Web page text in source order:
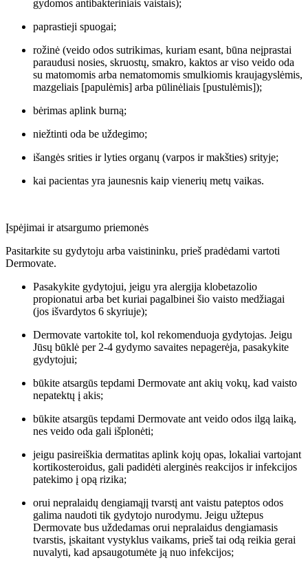
gydomos antibakteriniais vaistais);
paprastieji spuogai;
rožinė (veido odos sutrikimas, kuriam esant, būna neįprastai
paraudusi nosies, skruostų, smakro, kaktos ar viso veido oda
su matomomis arba nematomomis smulkiomis kraujagyslėmis,
mazgeliais [papulėmis] arba pūlinėliais [pustulėmis]);
bėrimas aplink burną;
niežtinti oda be uždegimo;
išangės srities ir lyties organų (varpos ir makšties) srityje;
kai pacientas yra jaunesnis kaip vienerių metų vaikas.
Įspėjimai ir atsargumo priemonės
Pasitarkite su gydytoju arba vaistininku, prieš pradėdami vartoti
Dermovate.
Pasakykite gydytojui, jeigu yra alergija klobetazolio
propionatui arba bet kuriai pagalbinei šio vaisto medžiagai
(jos išvardytos 6 skyriuje);
Dermovate vartokite tol, kol rekomenduoja gydytojas. Jeigu
Jūsų būklė per 2‑4 gydymo savaites nepagerėja, pasakykite
gydytojui;
būkite atsargūs tepdami Dermovate ant akių vokų, kad vaisto
nepatektų į akis;
būkite atsargūs tepdami Dermovate ant veido odos ilgą laiką,
nes veido oda gali išplonėti;
jeigu pasireiškia dermatitas aplink kojų opas, lokaliai vartojant
kortikosteroidus, gali padidėti alerginės reakcijos ir infekcijos
patekimo į opą rizika;
orui nepralaidų dengiamąjį tvarstį ant vaistu pateptos odos
galima naudoti tik gydytojo nurodymu. Jeigu užtepus
Dermovate bus uždedamas orui nepralaidus dengiamasis
tvarstis, įskaitant vystyklus vaikams, prieš tai odą reikia gerai
nuvalyti, kad apsaugotumėte ją nuo infekcijos;